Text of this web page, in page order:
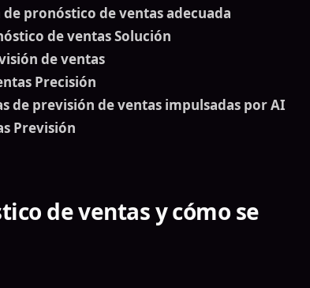
pronóstico de ventas adecuada
de ventas Solución
de ventas
Precisión
de previsión de ventas impulsadas por AI
Previsión
de ventasy cómo se